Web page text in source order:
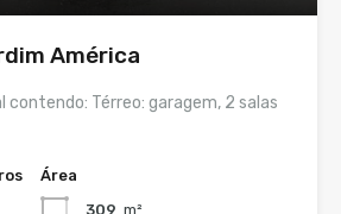
América
contendo: Térreo: garagem, 2 salas
Área
309 m²